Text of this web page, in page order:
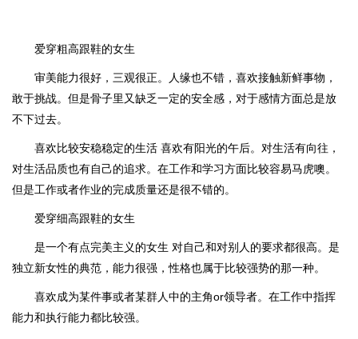
爱穿粗高跟鞋的女生
审美能力很好，三观很正。人缘也不错，喜欢接触新鲜事物，
敢于挑战。但是骨子里又缺乏一定的安全感，对于感情方面总是放
不下过去。
喜欢比较安稳稳定的生活 喜欢有阳光的午后。对生活有向往，
对生活品质也有自己的追求。 在工作和学习方面比较容易马虎噢。
但是工作或者作业的完成质量还是很不错的。
爱穿细高跟鞋的女生
是一个有点完美主义的女生 对自己和对别人的要求都很高。是
独立新女性的典范，能力很强，性格也属于比较强势的那一种。
喜欢成为某件事或者某群人中的主角or领导者。在工作中指挥
能力和执行能力都比较强。